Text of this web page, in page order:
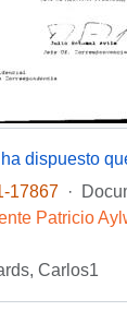
17867 ·
Patricio
Carlos1